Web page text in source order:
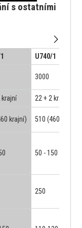
s ostatními
U740/1
3000
krajní
22 + 2 krajní
krajní) 510 (460 krajní)
50 - 150
250